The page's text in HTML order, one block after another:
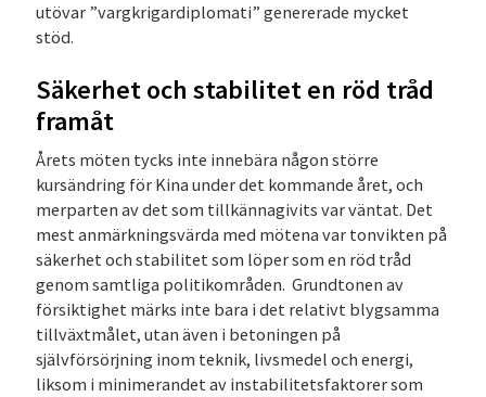
utövar ”vargkrigardiplomati” genererade mycket
stöd.
Säkerhet och stabilitet en röd tråd
framåt
Årets möten tycks inte innebära någon större
kursändring för Kina under det kommande året, och
merparten av det som tillkännagivits var väntat. Det
mest anmärkningsvärda med mötena var tonvikten på
säkerhet och stabilitet som löper som en röd tråd
genom samtliga politikområden. Grundtonen av
försiktighet märks inte bara i det relativt blygsamma
tillväxtmålet, utan även i betoningen på
självförsörjning inom teknik, livsmedel och energi,
liksom i minimerandet av instabilitetsfaktorer som